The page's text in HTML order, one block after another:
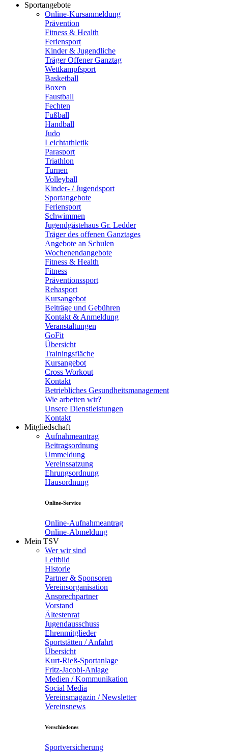
Sportangebote
Online-Kursanmeldung
Prävention
Fitness & Health
Feriensport
Kinder & Jugendliche
Träger Offener Ganztag
Wettkampfsport
Basketball
Boxen
Faustball
Fechten
Fußball
Handball
Judo
Leichtathletik
Parasport
Triathlon
Turnen
Volleyball
Kinder- / Jugendsport
Sportangebote
Feriensport
Schwimmen
Jugendgästehaus Gr. Ledder
Träger des offenen Ganztages
Angebote an Schulen
Wochenendangebote
Fitness & Health
Fitness
Präventionssport
Rehasport
Kursangebot
Beiträge und Gebühren
Kontakt & Anmeldung
Veranstaltungen
GoFit
Übersicht
Trainingsfläche
Kursangebot
Cross Workout
Kontakt
Betriebliches Gesundheitsmanagement
Wie arbeiten wir?
Unsere Dienstleistungen
Kontakt
Mitgliedschaft
Aufnahmeantrag
Beitragsordnung
Ummeldung
Vereinssatzung
Ehrungsordnung
Hausordnung
Online-Service
Online-Aufnahmeantrag
Online-Abmeldung
Mein TSV
Wer wir sind
Leitbild
Historie
Partner & Sponsoren
Vereinsorganisation
Ansprechpartner
Vorstand
Ältestenrat
Jugendausschuss
Ehrenmitglieder
Sportstätten / Anfahrt
Übersicht
Kurt-Rieß-Sportanlage
Fritz-Jacobi-Anlage
Medien / Kommunikation
Social Media
Vereinsmagazin / Newsletter
Vereinsnews
Verschiedenes
Sportversicherung